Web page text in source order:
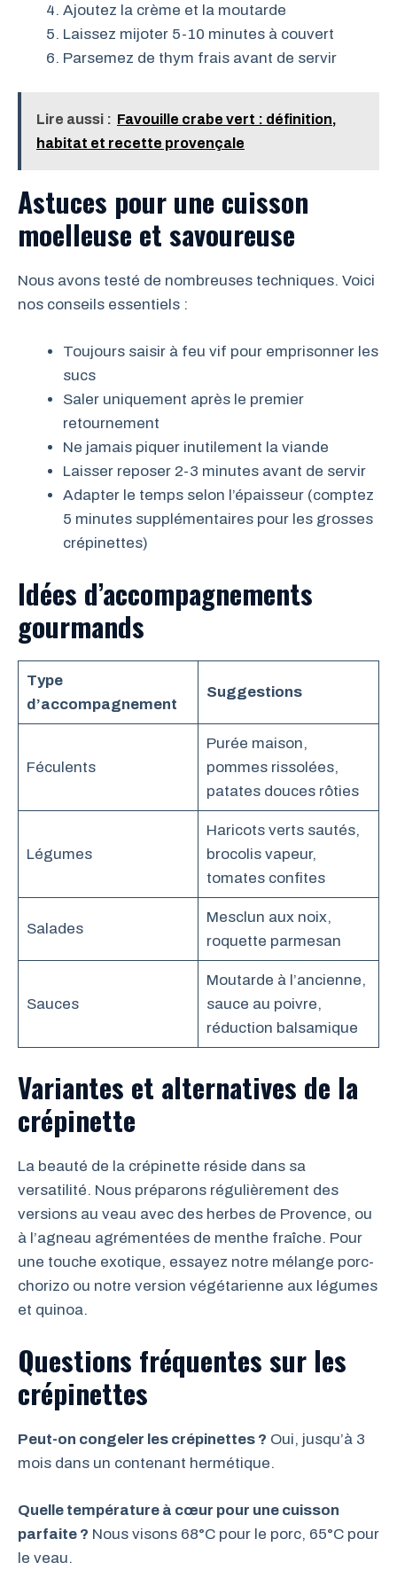
Ajoutez la crème et la moutarde
Laissez mijoter 5-10 minutes à couvert
Parsemez de thym frais avant de servir
Lire aussi : Favouille crabe vert : définition,
habitat et recette provençale
Astuces pour une cuisson
moelleuse et savoureuse
Nous avons testé de nombreuses techniques. Voici
nos conseils essentiels :
Toujours saisir à feu vif pour emprisonner les
sucs
Saler uniquement après le premier
retournement
Ne jamais piquer inutilement la viande
Laisser reposer 2-3 minutes avant de servir
Adapter le temps selon l’épaisseur (comptez
5 minutes supplémentaires pour les grosses
crépinettes)
Idées d’accompagnements
gourmands
Type
d’accompagnement
Suggestions
Féculents
Purée maison,
pommes rissolées,
patates douces rôties
Légumes
Haricots verts sautés,
brocolis vapeur,
tomates confites
Salades
Mesclun aux noix,
roquette parmesan
Sauces
Moutarde à l’ancienne,
sauce au poivre,
réduction balsamique
Variantes et alternatives de la
crépinette
La beauté de la crépinette réside dans sa
versatilité. Nous préparons régulièrement des
versions au veau avec des herbes de Provence, ou
à l’agneau agrémentées de menthe fraîche. Pour
une touche exotique, essayez notre mélange porc-
chorizo ou notre version végétarienne aux légumes
et quinoa.
Questions fréquentes sur les
crépinettes
Peut-on congeler les crépinettes ? Oui, jusqu’à 3
mois dans un contenant hermétique.
Quelle température à cœur pour une cuisson
parfaite ? Nous visons 68°C pour le porc, 65°C pour
le veau.